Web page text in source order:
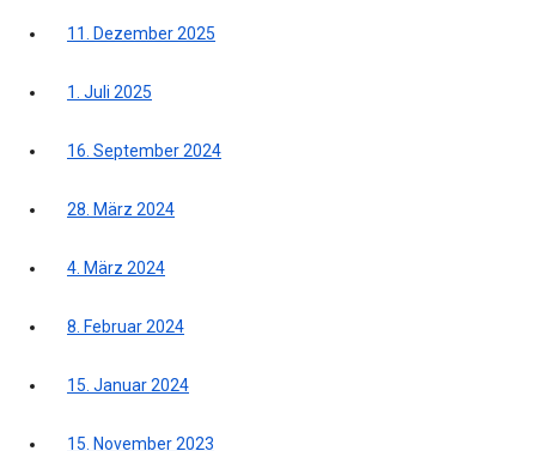
11. Dezember 2025
1. Juli 2025
16. September 2024
28. März 2024
4. März 2024
8. Februar 2024
15. Januar 2024
15. November 2023